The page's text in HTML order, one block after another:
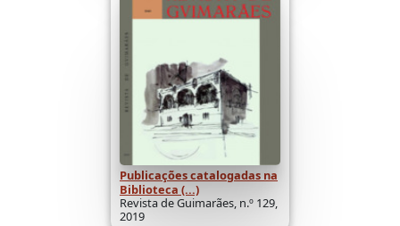
Publicações catalogadas na
Biblioteca (...)
Revista de Guimarães, n.º 129,
2019